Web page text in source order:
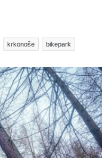
krkonoše bikepark